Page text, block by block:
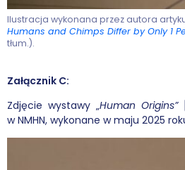
Ilustracja wykonana przez autora
Humans and Chimps Differ by Only 1
tłum.).
Załącznik C:
Zdjęcie wystawy „Human Origins”
w NMHN, wykonane w maju 2025